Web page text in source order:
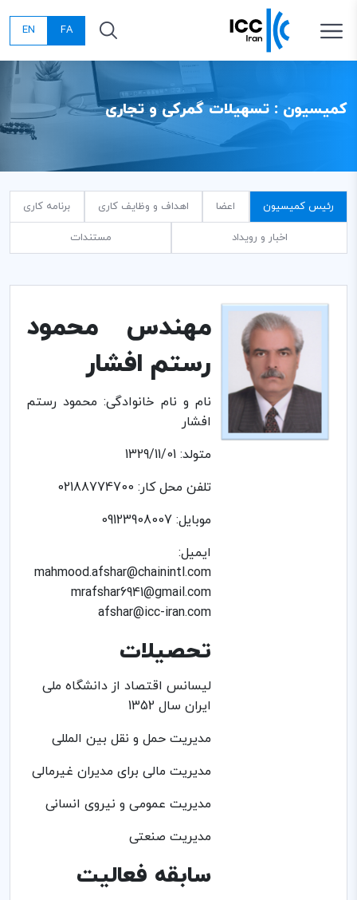
FA
EN
کمیسیون : تسهیلات گمرکی و تجاری
رئیس کمیسیون اعضا اهداف و وظایف کاری برنامه کاری
اخبار و رویداد مستندات
مهندس محمود
رستم افشار
نام و نام خانوادگی: محمود رستم
افشار
متولد: 1329/11/01
تلفن محل کار: 02188774700
موبایل: 09123908007
ایمیل:
mahmood.afshar@chainintl.com
mrafshar6941@gmail.com
afshar@icc-iran.com
تحصیلات
لیسانس اقتصاد از دانشگاه ملی
ایران سال 1352
مدیریت حمل و نقل بین المللی
مدیریت مالی برای مدیران غیرمالی
مدیریت عمومی و نیروی انسانی
مدیریت صنعتی
سابقه فعالیت